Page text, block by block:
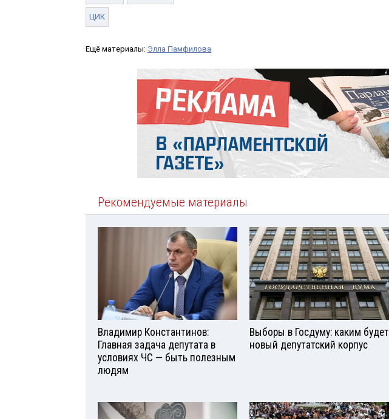
ЦИК
Ещё материалы: Элла Памфилова
Рекомендуемые материалы
Владимир Константинов:
Главная задача депутата в
условиях ЧС — быть полезным
людям
Выборы в Госдуму: каким будет
новый депутатский корпус